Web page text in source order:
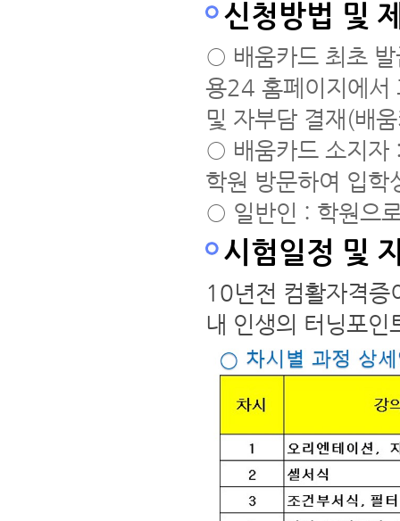
신청방법 및
○ 배움카드 최초
용24 홈페이지에서
및 자부담 결재(배
○ 배움카드 소지자
학원 방문하여 입학
○ 일반인 : 학원으
시험일정 및
10년전 컴활자격
내 인생의 터닝포인